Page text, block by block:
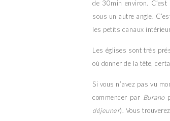
de 30min environ.
sous un autre angle.
les petits canaux
Les églises sont très
où donner de la tête,
Si vous n’avez pas vu
commencer par Burano
déjeuner). Vous